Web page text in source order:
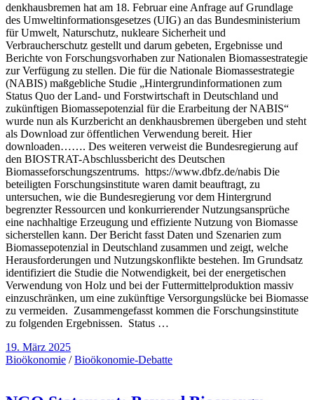
denkhausbremen hat am 18. Februar eine Anfrage auf Grundlage
des Umweltinformationsgesetzes (UIG) an das Bundesministerium
für Umwelt, Naturschutz, nukleare Sicherheit und
Verbraucherschutz gestellt und darum gebeten, Ergebnisse und
Berichte von Forschungsvorhaben zur Nationalen Biomassestrategie
zur Verfügung zu stellen. Die für die Nationale Biomassestrategie
(NABIS) maßgebliche Studie „Hintergrundinformationen zum
Status Quo der Land- und Forstwirtschaft in Deutschland und
zukünftigen Biomassepotenzial für die Erarbeitung der NABIS“
wurde nun als Kurzbericht an denkhausbremen übergeben und steht
als Download zur öffentlichen Verwendung bereit. Hier
downloaden……. Des weiteren verweist die Bundesregierung auf
den BIOSTRAT-Abschlussbericht des Deutschen
Biomasseforschungszentrums. https://www.dbfz.de/nabis Die
beteiligten Forschungsinstitute waren damit beauftragt, zu
untersuchen, wie die Bundesregierung vor dem Hintergrund
begrenzter Ressourcen und konkurrierender Nutzungsansprüche
eine nachhaltige Erzeugung und effiziente Nutzung von Biomasse
sicherstellen kann. Der Bericht fasst Daten und Szenarien zum
Biomassepotenzial in Deutschland zusammen und zeigt, welche
Herausforderungen und Nutzungskonflikte bestehen. Im Grundsatz
identifiziert die Studie die Notwendigkeit, bei der energetischen
Verwendung von Holz und bei der Futtermittelproduktion massiv
einzuschränken, um eine zukünftige Versorgungslücke bei Biomasse
zu vermeiden. Zusammengefasst kommen die Forschungsinstitute
zu folgenden Ergebnissen. Status …
19. März 2025
Bioökonomie /Bioökonomie-Debatte